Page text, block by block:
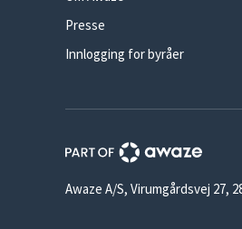
Presse
Innlogging for byråer
Awaze A/S, Virumgårdsvej 27,